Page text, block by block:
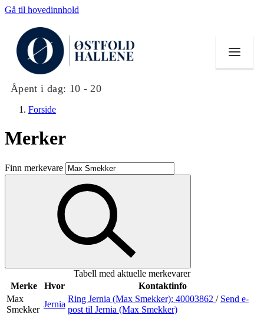
Gå til hovedinnhold
Åpent i dag: 10 - 20
Butikker
Mat og drikke
Aktiviteter
Inspirasjon
Forside
Merker
Finn merkevare
Tabell med aktuelle merkevarer
Merke
Hvor
Kontaktinfo
Max
Smekker
Jernia
Ring Jernia (Max Smekker): 40003862 / Send e-
post til Jernia (Max Smekker)